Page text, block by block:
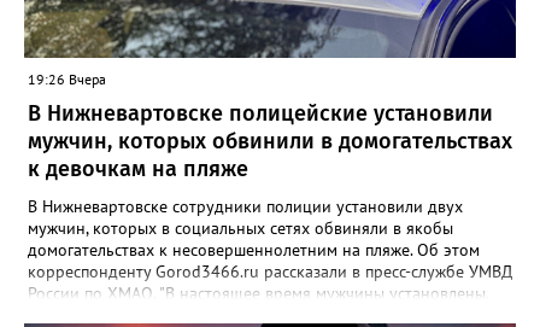
19:26 Вчера
В Нижневартовске полицейские установили
мужчин, которых обвинили в домогательствах
к девочкам на пляже
В Нижневартовске сотрудники полиции установили двух
мужчин, которых в социальных сетях обвиняли в якобы
домогательствах к несовершеннолетним на пляже. Об этом
корреспонденту Gorod3466.ru рассказали в пресс-службе УМВД
России по ХМАО. "В настоящее время мужчины установлены.